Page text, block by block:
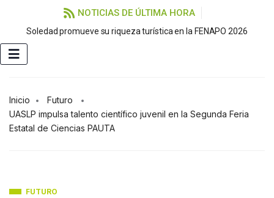
NOTICIAS DE ÚLTIMA HORA
Soledad promueve su riqueza turística en la FENAPO 2026
Inicio
Futuro
UASLP impulsa talento científico juvenil en la Segunda Feria
Estatal de Ciencias PAUTA
FUTURO